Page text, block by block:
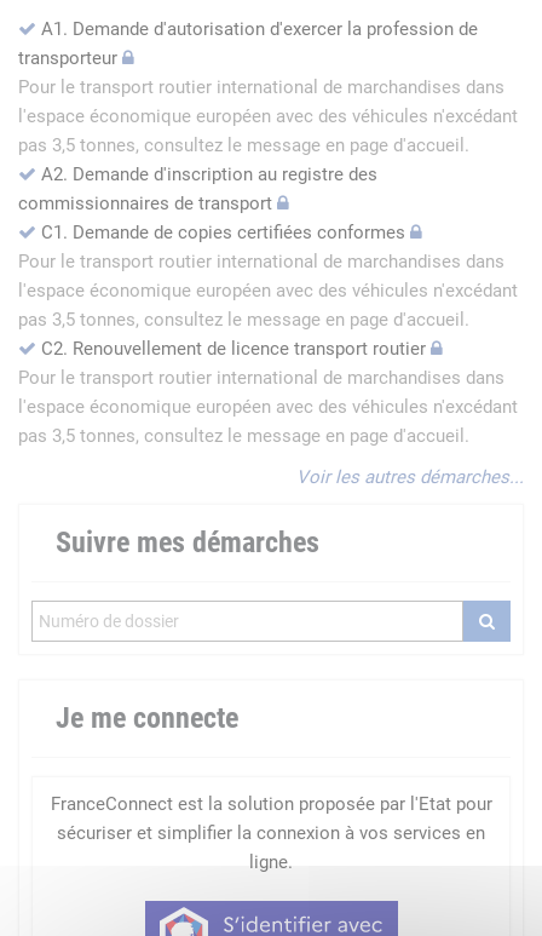
A1. Demande d'autorisation d'exercer la profession de
transporteur
Pour le transport routier international de marchandises dans
l'espace économique européen avec des véhicules n'excédant
pas 3,5 tonnes, consultez le message en page d'accueil.
A2. Demande d'inscription au registre des
commissionnaires de transport
C1. Demande de copies certifiées conformes
Pour le transport routier international de marchandises dans
l'espace économique européen avec des véhicules n'excédant
pas 3,5 tonnes, consultez le message en page d'accueil.
C2. Renouvellement de licence transport routier
Pour le transport routier international de marchandises dans
l'espace économique européen avec des véhicules n'excédant
pas 3,5 tonnes, consultez le message en page d'accueil.
Voir les autres démarches...
Suivre mes démarches
Je me connecte
FranceConnect est la solution proposée par l'Etat pour
sécuriser et simplifier la connexion à vos services en
ligne.